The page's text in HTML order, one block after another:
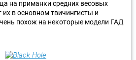
на приманки средних весовых
их в основном твичингисты и
похож на некоторые модели ГАД